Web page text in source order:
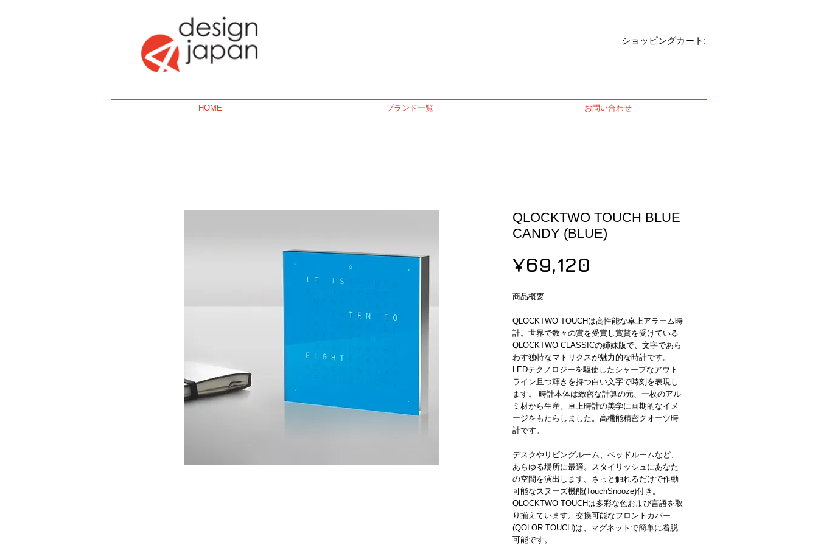
Geek ショッピングカート:
HOME ブランド一覧 お問い合わせ
QLOCKTWO TOUCH BLUE
CANDY (BLUE)
¥69,120
商品概要
QLOCKTWO TOUCHは高性能な卓上アラーム時
計。世界で数々の賞を受賞し賞賛を受けている
QLOCKTWO CLASSICの姉妹版で、文字であら
わす独特なマトリクスが魅力的な時計です。
LEDテクノロジーを駆使したシャープなアウト
ライン且つ輝きを持つ白い文字で時刻を表現し
ます。 時計本体は緻密な計算の元、一枚のアル
ミ材から生産。卓上時計の美学に画期的なイメ
ージをもたらしました。高機能精密クオーツ時
計です。
デスクやリビングルーム、ベッドルームなど、
あらゆる場所に最適。スタイリッシュにあなた
の空間を演出します。さっと触れるだけで作動
可能なスヌーズ機能(TouchSnooze)付き。
QLOCKTWO TOUCHは多彩な色および言語を取
り揃えています。交換可能なフロントカバー
(QOLOR TOUCH)は、マグネットで簡単に着脱
可能です。